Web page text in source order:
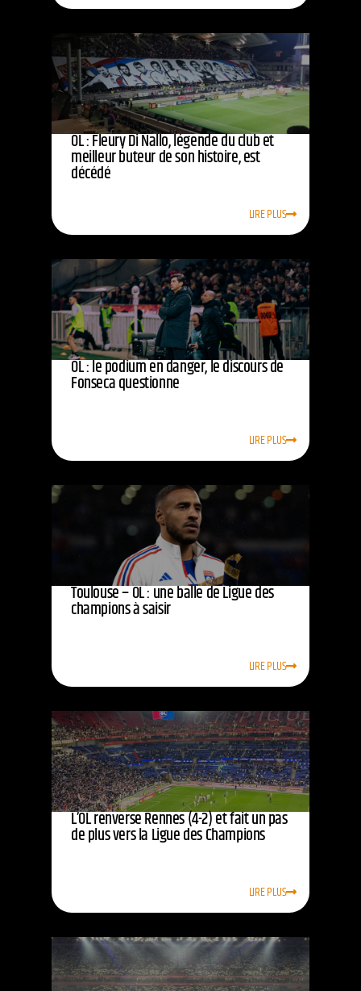
OL : Fleury Di Nallo, légende du club et
meilleur buteur de son histoire, est
décédé
LIRE PLUS
OL : le podium en danger, le discours de
Fonseca questionne
LIRE PLUS
Toulouse – OL : une balle de Ligue des
champions à saisir
LIRE PLUS
L’OL renverse Rennes (4-2) et fait un pas
de plus vers la Ligue des Champions
LIRE PLUS